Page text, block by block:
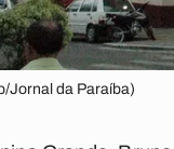
Jornal da Paraíba)